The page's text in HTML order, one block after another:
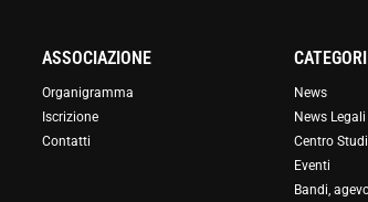
ASSOCIAZIONE
Organigramma
Iscrizione
Contatti
News
News Legali
Centro Studi
Eventi
Bandi,